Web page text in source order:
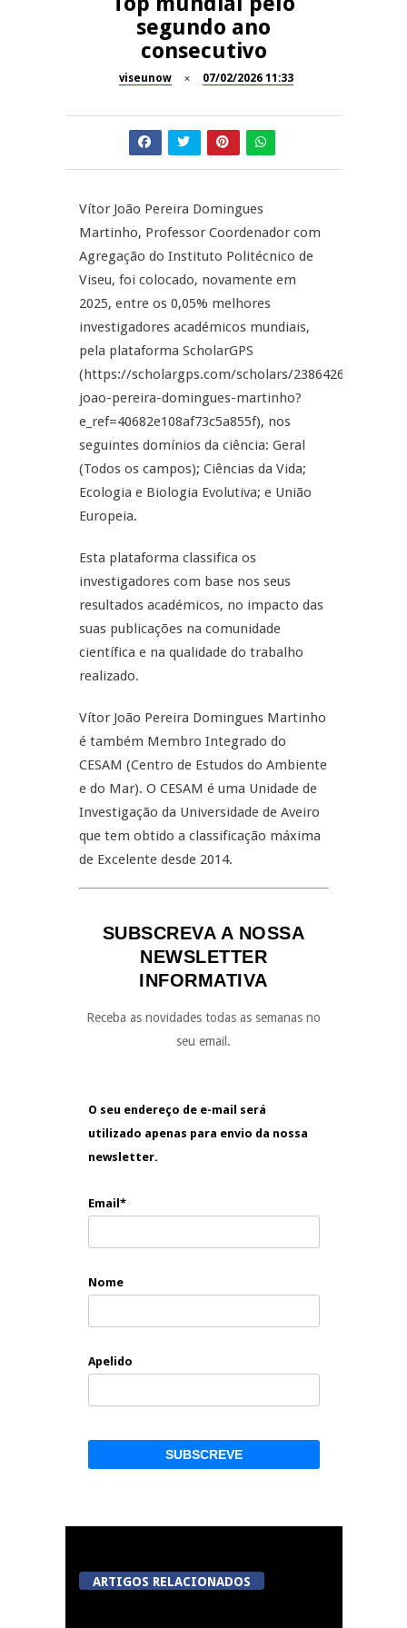
A Juiz Esclarece – Medidas a
executar no meio natural de
Inauguração Loja do Cidadão
Barrelas Summer Fest em Vila
Nova de Paiva
Now Opinião – Carolina
Almeida: Documentários de
Tauromaquia na RTP
Feira das Atividades
Económicas de Aguiar da Beira
segundo ano
consecutivo
viseunow 07/02/2026 11:33
Vítor João Pereira Domingues
Martinho, Professor Coordenador com
Agregação do Instituto Politécnico de
Viseu, foi colocado, novamente em
2025, entre os 0,05% melhores
investigadores académicos mundiais,
pela plataforma ScholarGPS
(https://scholargps.com/scholars/23864260781556/
joao-pereira-domingues-martinho?
e_ref=40682e108af73c5a855f), nos
seguintes domínios da ciência: Geral
(Todos os campos); Ciências da Vida;
Ecologia e Biologia Evolutiva; e União
Europeia.
Esta plataforma classifica os
investigadores com base nos seus
resultados académicos, no impacto das
suas publicações na comunidade
científica e na qualidade do trabalho
realizado.
Vítor João Pereira Domingues Martinho
é também Membro Integrado do
CESAM (Centro de Estudos do Ambiente
e do Mar). O CESAM é uma Unidade de
Investigação da Universidade de Aveiro
que tem obtido a classificação máxima
de Excelente desde 2014.
SUBSCREVA A NOSSA
NEWSLETTER
INFORMATIVA
Receba as novidades todas as semanas no
seu email.
O seu endereço de e-mail será
utilizado apenas para envio da nossa
newsletter.
Email*
Nome
Apelido
ARTIGOS RELACIONADOS